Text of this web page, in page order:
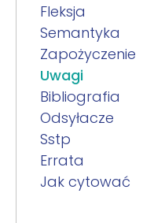
Fleksja
Semantyka
Zapożyczenie
Uwagi
Bibliografia
Odsyłacze
Sstp
Errata
Jak cytować